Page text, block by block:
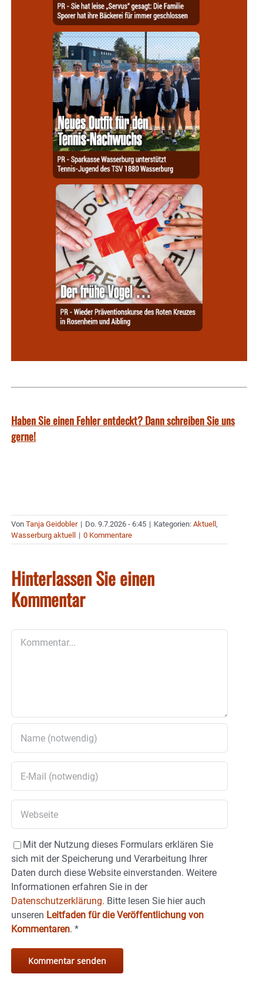
Haben Sie einen Fehler entdeckt? Dann schreiben Sie uns
gerne!
Von Tanja Geidobler | Do. 9.7.2026 - 6:45 | Kategorien: Aktuell ,
Wasserburg aktuell
| 0 Kommentare
Hinterlassen Sie einen
Kommentar
Mit der Nutzung dieses Formulars erklären Sie
sich mit der Speicherung und Verarbeitung Ihrer
Daten durch diese Website einverstanden. Weitere
Informationen erfahren Sie in der
Datenschutzerklärung. Bitte lesen Sie hier auch
unseren Leitfaden für die Veröffentlichung von
Kommentaren. *